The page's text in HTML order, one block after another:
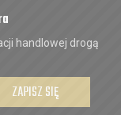
handlowej drogą
ZAPISZ SIĘ